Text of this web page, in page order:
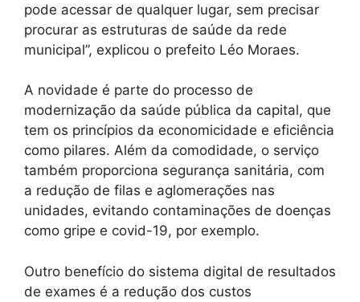
pode acessar de qualquer lugar, sem precisar
procurar as estruturas de saúde da rede
municipal”, explicou o prefeito Léo Moraes.
A novidade é parte do processo de
modernização da saúde pública da capital, que
tem os princípios da economicidade e eficiência
como pilares. Além da comodidade, o serviço
também proporciona segurança sanitária, com
a redução de filas e aglomerações nas
unidades, evitando contaminações de doenças
como gripe e covid-19, por exemplo.
Outro benefício do sistema digital de resultados
de exames é a redução dos custos